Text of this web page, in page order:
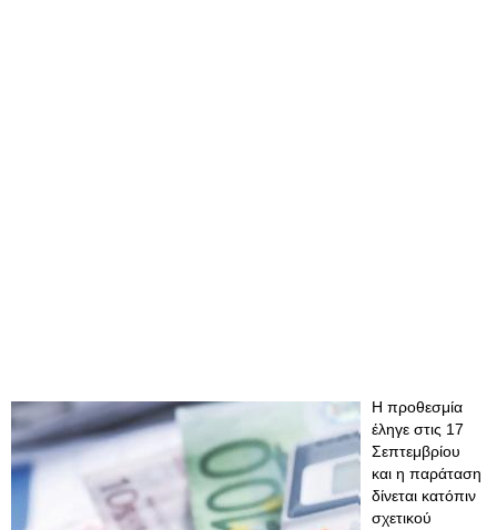
Η προθεσμία
έληγε στις 17
Σεπτεμβρίου
και η παράταση
δίνεται κατόπιν
σχετικού